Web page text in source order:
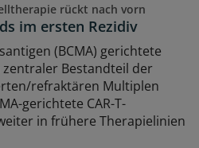
rückt nach vorn
im ersten Rezidiv
(BCMA) gerichtete
Bestandteil der
refraktären Multiplen
gerichtete CAR-T-
in frühere Therapielinien